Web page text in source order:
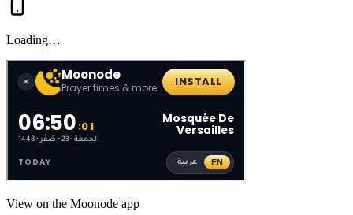
Loading…
View on the Moonode app